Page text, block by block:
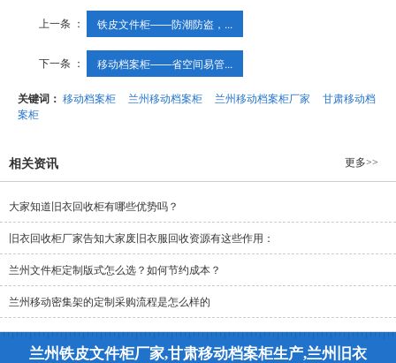
上一条 ： 铁皮文件柜——防潮防盗，...
下一条 ： 移动档案柜——省空间易管...
关键词： 移动档案柜 兰州移动档案柜 兰州移动档案柜厂家
甘肃移动档
案柜
相关资讯 更多>>
大家知道旧衣回收柜有哪些优势吗？
旧衣回收柜厂家告知大家废旧衣服回收资源有这些作用：
兰州文件柜定制版式怎么选？如何节约成本？
兰州移动密集架的定制采购流程是怎么样的
兰州铁皮文件柜厂家,甘肃移动档案柜生产,兰州旧衣